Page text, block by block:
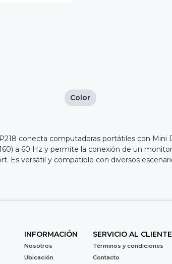
conecta computadoras portátiles con
a 60 Hz y permite la conexión de un
Es versátil y compatible con diversos
Color
INFORMACIÓN
Nosotros
Ubicación
SERVICIO AL CLIENTE
Términos y condiciones
Contacto